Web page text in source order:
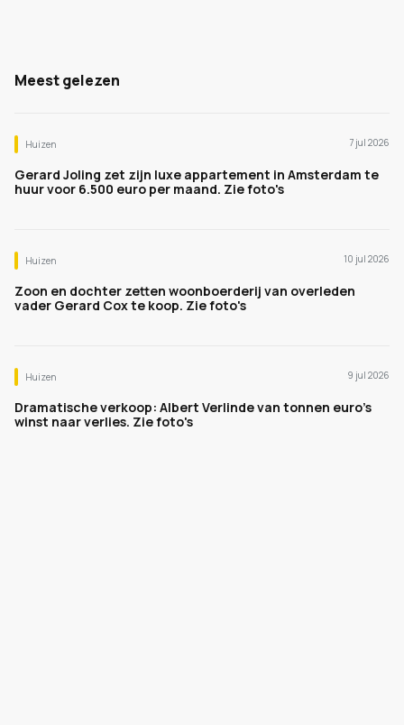
Meest gelezen
Huizen 7 jul 2026
Gerard Joling zet zijn luxe appartement in Amsterdam te
huur voor 6.500 euro per maand. Zie foto's
Huizen 10 jul 2026
Zoon en dochter zetten woonboerderij van overleden
vader Gerard Cox te koop. Zie foto's
Huizen 9 jul 2026
Dramatische verkoop: Albert Verlinde van tonnen euro's
winst naar verlies. Zie foto's